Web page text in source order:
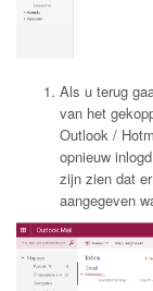
Als u terug
van het
Outlook /
opnieuw
zijn zien dat
aangegeven